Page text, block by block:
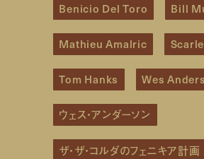
Benicio Del Toro Bill
Mathieu Amalric
Tom Hanks Wes
ウェス・アンダーソン
ザ・ザ・コルダのフェニキア計画